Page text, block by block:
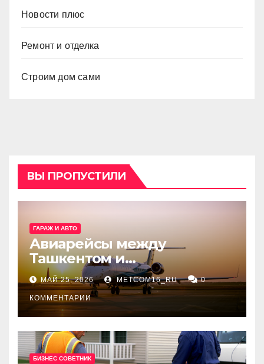
Новости плюс
Ремонт и отделка
Строим дом сами
ВЫ ПРОПУСТИЛИ
ГАРАЖ И АВТО
Авиарейсы между
Ташкентом и
Екатеринбургом
МАЙ 25, 2026 METCOM16_RU 0
КОММЕНТАРИИ
БИЗНЕС СОВЕТНИК